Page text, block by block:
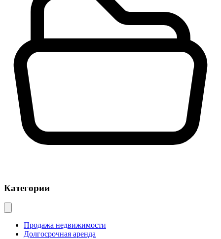
Категории
Продажа недвижимости
Долгосрочная аренда